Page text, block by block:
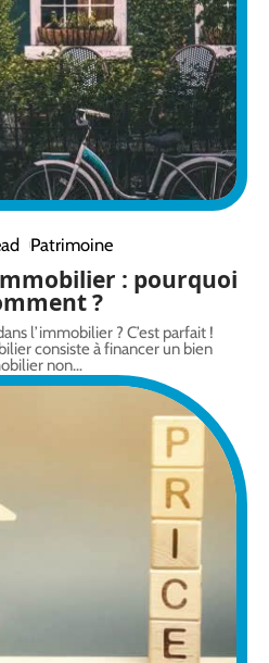
Patrimoine
: pourquoi
?
l’immobilier ? C’est parfait !
consiste à financer un bien
non…